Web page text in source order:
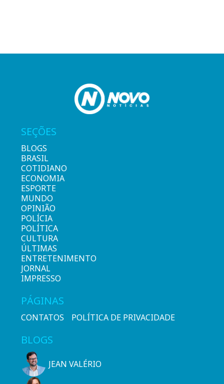
SEÇÕES
BLOGS
BRASIL
COTIDIANO
ECONOMIA
ESPORTE
MUNDO
OPINIÃO
POLÍCIA
POLÍTICA
CULTURA
ÚLTIMAS
ENTRETENIMENTO
JORNAL
IMPRESSO
PÁGINAS
CONTATOS POLÍTICA DE PRIVACIDADE
BLOGS
JEAN VALÉRIO